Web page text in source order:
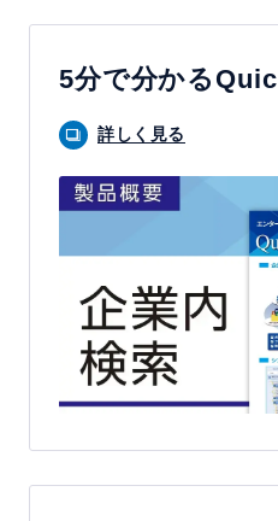
5分で分かる
詳しく見る